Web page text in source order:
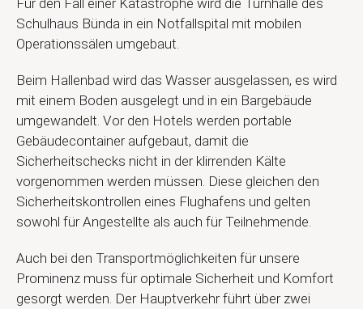
Schulhaus Bünda in ein Notfallspital mit mobilen
Operationssälen umgebaut.
Beim Hallenbad wird das Wasser ausgelassen, es wird
mit einem Boden ausgelegt und in ein Bargebäude
umgewandelt. Vor den Hotels werden portable
Gebäudecontainer aufgebaut, damit die
Sicherheitschecks nicht in der klirrenden Kälte
vorgenommen werden müssen. Diese gleichen den
Sicherheitskontrollen eines Flughafens und gelten
sowohl für Angestellte als auch für Teilnehmende.
Auch bei den Transportmöglichkeiten für unsere
Prominenz muss für optimale Sicherheit und Komfort
gesorgt werden. Der Hauptverkehr führt über zwei